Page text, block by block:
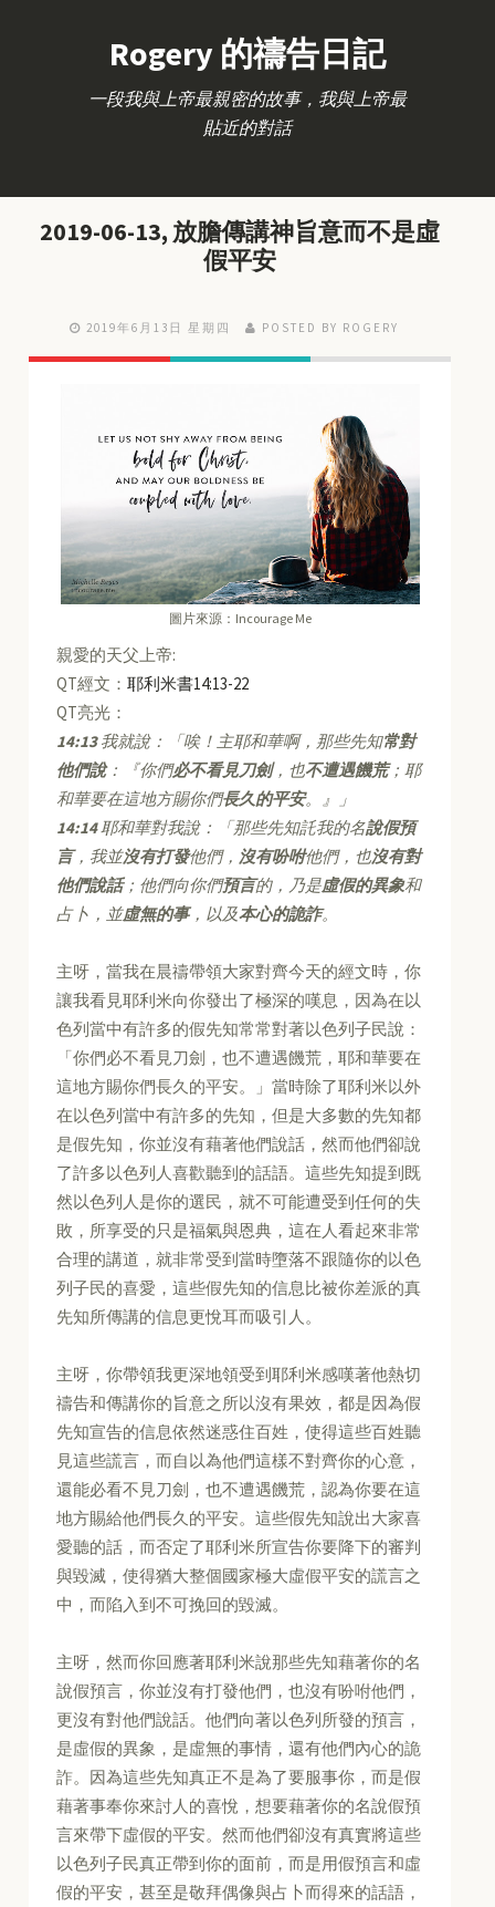
Rogery 的禱告日記
一段我與上帝最親密的故事，我與上帝最
貼近的對話
2019-06-13, 放膽傳講神旨意而不是虛
假平安
2019年6月13日 星期四 POSTED BY ROGERY
圖片來源：Incourage Me
親愛的天父上帝:
QT經文：耶利米書14:13-22
QT亮光：
14:13我就說：「唉！主耶和華啊，那些先知常對
他們說：『你們必不看見刀劍，也不遭遇饑荒；耶
和華要在這地方賜你們長久的平安。』」
14:14耶和華對我說：「那些先知託我的名說假預
言，我並沒有打發他們， 沒有吩咐他們，也沒有對
他們說話；他們向你們預言的，乃是虛假的異象和
占卜，並虛無的事，以及本心的詭詐。
主呀，當我在晨禱帶領大家對齊今天的經文時，你
讓我看見耶利米向你發出了極深的嘆息，因為在以
色列當中有許多的假先知常常對著以色列子民說：
「你們必不看見刀劍，也不遭遇饑荒，耶和華要在
這地方賜你們長久的平安。」當時除了耶利米以外
在以色列當中有許多的先知，但是大多數的先知都
是假先知，你並沒有藉著他們說話，然而他們卻說
了許多以色列人喜歡聽到的話語。這些先知提到既
然以色列人是你的選民，就不可能遭受到任何的失
敗，所享受的只是福氣與恩典，這在人看起來非常
合理的講道，就非常受到當時墮落不跟隨你的以色
列子民的喜愛，這些假先知的信息比被你差派的真
先知所傳講的信息更悅耳而吸引人。
主呀，你帶領我更深地領受到耶利米感嘆著他熱切
禱告和傳講你的旨意之所以沒有果效，都是因為假
先知宣告的信息依然迷惑住百姓，使得這些百姓聽
見這些謊言，而自以為他們這樣不對齊你的心意，
還能必看不見刀劍，也不遭遇饑荒，認為你要在這
地方賜給他們長久的平安。這些假先知說出大家喜
愛聽的話，而否定了耶利米所宣告你要降下的審判
與毀滅，使得猶大整個國家極大虛假平安的謊言之
中，而陷入到不可挽回的毀滅。
主呀，然而你回應著耶利米說那些先知藉著你的名
說假預言，你並沒有打發他們，也沒有吩咐他們，
更沒有對他們說話。他們向著以色列所發的預言，
是虛假的異象，是虛無的事情，還有他們內心的詭
詐。因為這些先知真正不是為了要服事你，而是假
藉著事奉你來討人的喜悅，想要藉著你的名說假預
言來帶下虛假的平安。然而他們卻沒有真實將這些
以色列子民真正帶到你的面前，而是用假預言和虛
假的平安，甚至是敬拜偶像與占卜而得來的話語，